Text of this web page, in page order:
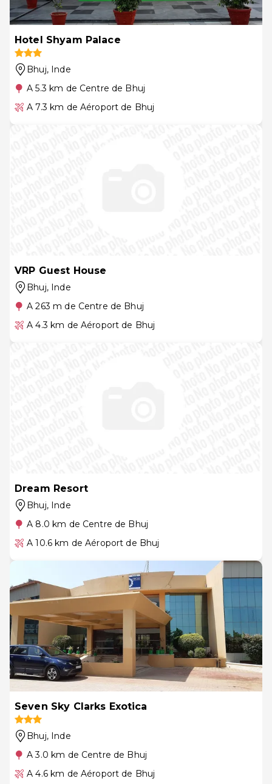
Hotel Shyam Palace
Bhuj, Inde
A 5.3 km de Centre de Bhuj
A 7.3 km de Aéroport de Bhuj
VRP Guest House
Bhuj, Inde
A 263 m de Centre de Bhuj
A 4.3 km de Aéroport de Bhuj
Dream Resort
Bhuj, Inde
A 8.0 km de Centre de Bhuj
A 10.6 km de Aéroport de Bhuj
Seven Sky Clarks Exotica
Bhuj, Inde
A 3.0 km de Centre de Bhuj
A 4.6 km de Aéroport de Bhuj